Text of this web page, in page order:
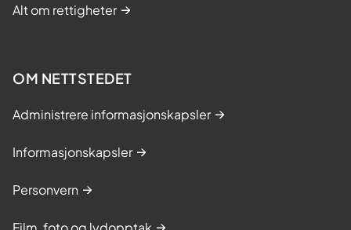
Alt om rettigheter
OM NETTSTEDET
Administrere informasjonskapsler
Informasjonskapsler
Personvern